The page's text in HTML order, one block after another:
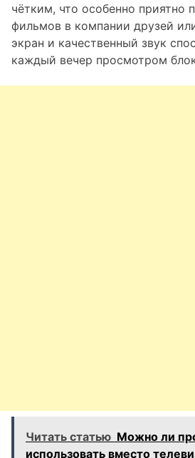
чётким, что особенно приятно
фильмов в компании друзей
экран и качественный звук
каждый вечер просмотром
Читать статью Можно ли
использовать вместо